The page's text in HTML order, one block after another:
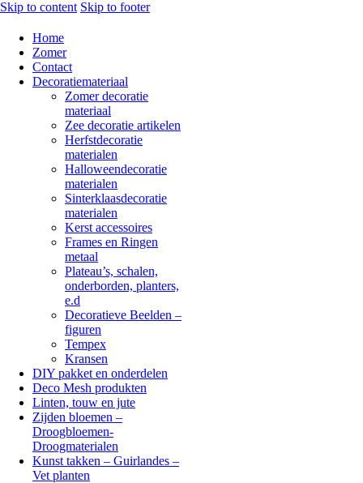
Skip to content Skip to footer
Home
Zomer
Contact
Decoratiemateriaal
Zomer decoratie
materiaal
Zee decoratie artikelen
Herfstdecoratie
materialen
Halloweendecoratie
materialen
Sinterklaasdecoratie
materialen
Kerst accessoires
Frames en Ringen
metaal
Plateau’s, schalen,
onderborden, planters,
e.d
Decoratieve Beelden –
figuren
Tempex
Kransen
DIY pakket en onderdelen
Deco Mesh produkten
Linten, touw en jute
Zijden bloemen –
Droogbloemen-
Droogmaterialen
Kunst takken – Guirlandes –
Vet planten